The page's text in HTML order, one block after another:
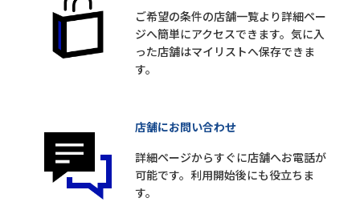
ご希望の条件の店舗一覧より詳細ペー
ジへ簡単にアクセスできます。気に入
った店舗はマイリストへ保存できま
す。
店舗にお問い合わせ
詳細ページからすぐに店舗へお電話が
可能です。利用開始後にも役立ちま
す。